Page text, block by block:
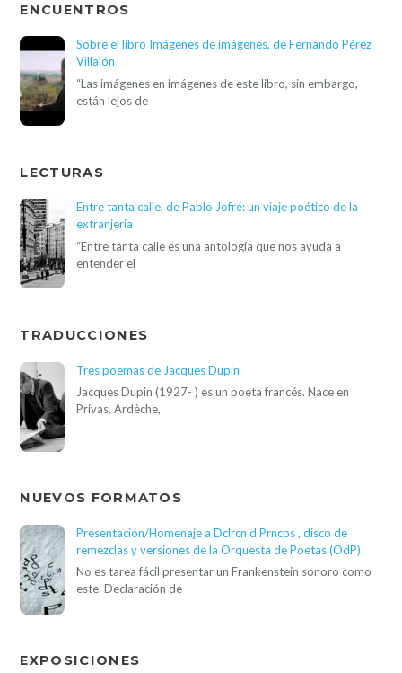
ENCUENTROS
Sobre el libro Imágenes de imágenes, de Fernando Pérez
Villalón
“Las imágenes en imágenes de este libro, sin embargo,
están lejos de
LECTURAS
Entre tanta calle, de Pablo Jofré: un viaje poético de la
extranjería
“Entre tanta calle es una antología que nos ayuda a
entender el
TRADUCCIONES
Tres poemas de Jacques Dupin
Jacques Dupin (1927- ) es un poeta francés. Nace en
Privas, Ardèche,
NUEVOS FORMATOS
Presentación/Homenaje a Dclrcn d Prncps , disco de
remezclas y versiones de la Orquesta de Poetas (OdP)
No es tarea fácil presentar un Frankenstein sonoro como
este. Declaración de
EXPOSICIONES